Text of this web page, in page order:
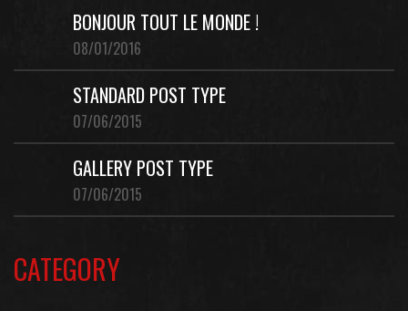
BONJOUR TOUT LE MONDE !
08/01/2016
STANDARD POST TYPE
07/06/2015
GALLERY POST TYPE
07/06/2015
CATEGORY